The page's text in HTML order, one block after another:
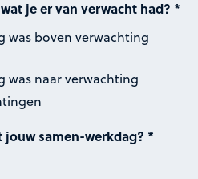
je er van verwacht had? *
was boven verwachting
was naar verwachting
jouw samen-werkdag? *